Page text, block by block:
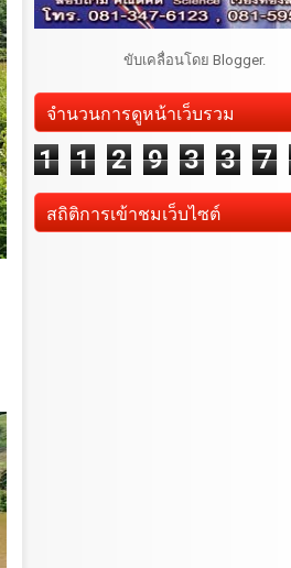
ขับเคลื่อนโดย Blogger.
จำนวนการดูหน้าเว็บรวม
1 1 2 9 3 3 7
สถิติการเข้าชมเว็บไซต์